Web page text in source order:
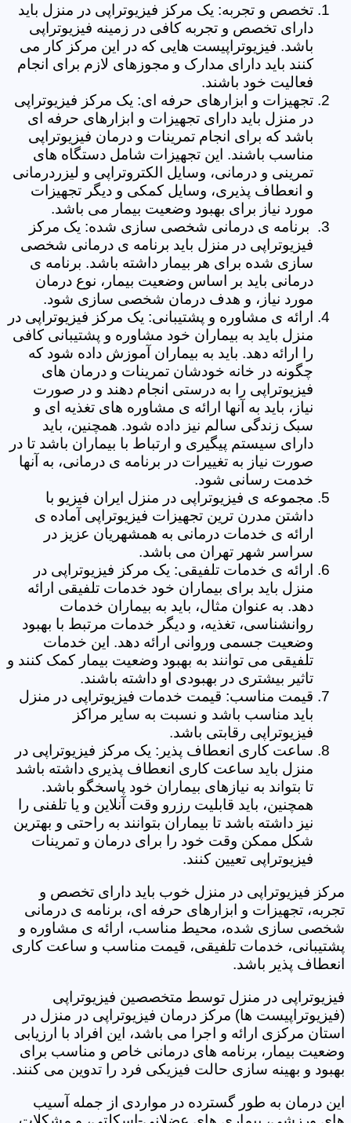
تخصص و تجربه: یک مرکز فیزیوتراپی در منزل باید
دارای تخصص و تجربه کافی در زمینه فیزیوتراپی
باشد. فیزیوتراپیست هایی که در این مرکز کار می
کنند باید دارای مدارک و مجوزهای لازم برای انجام
فعالیت خود باشند.
تجهیزات و ابزارهای حرفه ای: یک مرکز فیزیوتراپی
در منزل باید دارای تجهیزات و ابزارهای حرفه ای
باشد که برای انجام تمرینات و درمان فیزیوتراپی
مناسب باشند. این تجهیزات شامل دستگاه های
تمرینی و درمانی، وسایل الکتروتراپی و لیزردرمانی
و انعطاف پذیری، وسایل کمکی و دیگر تجهیزات
مورد نیاز برای بهبود وضعیت بیمار می باشد.
برنامه ی درمانی شخصی سازی شده: یک مرکز
فیزیوتراپی در منزل باید برنامه ی درمانی شخصی
سازی شده برای هر بیمار داشته باشد. برنامه ی
درمانی باید بر اساس وضعیت بیمار، نوع درمان
مورد نیاز، و هدف درمان شخصی سازی شود.
ارائه ی مشاوره و پشتیبانی: یک مرکز فیزیوتراپی در
منزل باید به بیماران خود مشاوره و پشتیبانی کافی
را ارائه دهد. باید به بیماران آموزش داده شود که
چگونه در خانه خودشان تمرینات و درمان های
فیزیوتراپی را به درستی انجام دهند و در صورت
نیاز، باید به آنها ارائه ی مشاوره های تغذیه ای و
سبک زندگی سالم نیز داده شود. همچنین، باید
دارای سیستم پیگیری و ارتباط با بیماران باشد تا در
صورت نیاز به تغییرات در برنامه ی درمانی، به آنها
خدمت رسانی شود.
مجموعه ی فیزیوتراپی در منزل ایران فیزیو با
داشتن مدرن ترین تجهیزات فیزیوتراپی آماده ی
ارائه ی خدمات درمانی به همشهریان عزیز در
سراسر شهر تهران می باشد.
ارائه ی خدمات تلفیقی: یک مرکز فیزیوتراپی در
منزل باید برای بیماران خود خدمات تلفیقی ارائه
دهد. به عنوان مثال، باید به بیماران خدمات
روانشناسی، تغذیه، و دیگر خدمات مرتبط با بهبود
وضعیت جسمی وروانی ارائه دهد. این خدمات
تلفیقی می توانند به بهبود وضعیت بیمار کمک کنند و
تاثیر بیشتری در بهبودی او داشته باشند.
قیمت مناسب: قیمت خدمات فیزیوتراپی در منزل
باید مناسب باشد و نسبت به سایر مراکز
فیزیوتراپی رقابتی باشد.
ساعت کاری انعطاف پذیر: یک مرکز فیزیوتراپی در
منزل باید ساعت کاری انعطاف پذیری داشته باشد
تا بتواند به نیازهای بیماران خود پاسخگو باشد.
همچنین، باید قابلیت رزرو وقت آنلاین و یا تلفنی را
نیز داشته باشد تا بیماران بتوانند به راحتی و بهترین
شکل ممکن وقت خود را برای درمان و تمرینات
فیزیوتراپی تعیین کنند.
مرکز فیزیوتراپی در منزل خوب باید دارای تخصص و
تجربه، تجهیزات و ابزارهای حرفه ای، برنامه ی درمانی
شخصی سازی شده، محیط مناسب، ارائه ی مشاوره و
پشتیبانی، خدمات تلفیقی، قیمت مناسب و ساعت کاری
انعطاف پذیر باشد.
فیزیوتراپی در منزل توسط متخصصین فیزیوتراپی
(فیزیوتراپیست ها) مرکز درمان فیزیوتراپی در منزل در
استان مرکزی ارائه و اجرا می باشد، این افراد با ارزیابی
وضعیت بیمار، برنامه های درمانی خاص و مناسب برای
بهبود و بهینه سازی حالت فیزیکی فرد را تدوین می کنند.
این درمان به طور گسترده در مواردی از جمله آسیب